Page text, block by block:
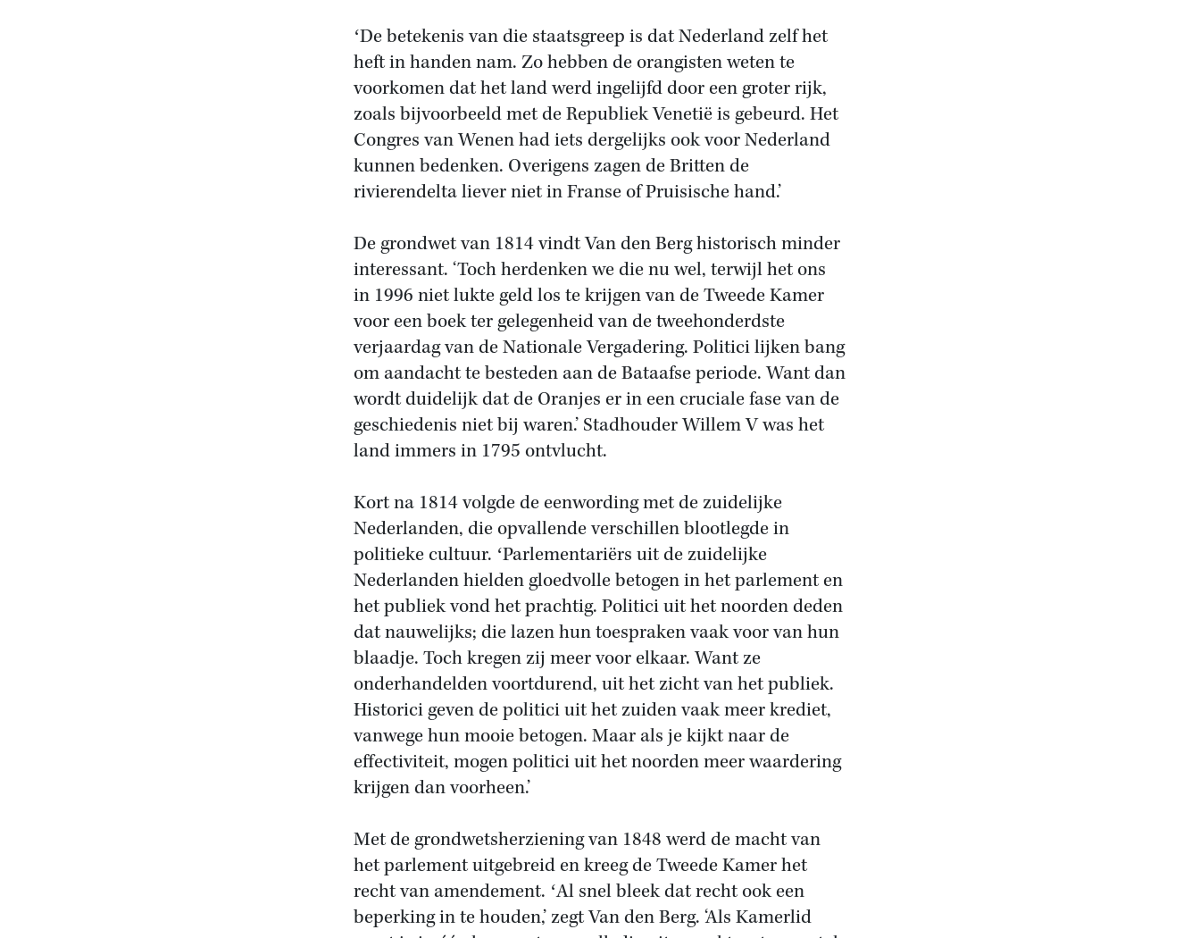
ʻDe betekenis van die staatsgreep is dat Nederland zelf het
heft in handen nam. Zo hebben de orangisten weten te
voorkomen dat het land werd ingelijfd door een groter rijk,
zoals bijvoorbeeld met de Republiek Venetië is gebeurd. Het
Congres van Wenen had iets dergelijks ook voor Nederland
kunnen bedenken. Overigens zagen de Britten de
rivierendelta liever niet in Franse of Pruisische hand.’
De grondwet van 1814 vindt Van den Berg historisch minder
interessant. ‘Toch herdenken we die nu wel, terwijl het ons
in 1996 niet lukte geld los te krijgen van de Tweede Kamer
voor een boek ter gelegenheid van de tweehonderdste
verjaardag van de Nationale Vergadering. Politici lijken bang
om aandacht te besteden aan de Bataafse periode. Want dan
wordt duidelijk dat de Oranjes er in een cruciale fase van de
geschiedenis niet bij waren.’ Stadhouder Willem V was het
land immers in 1795 ontvlucht.
Kort na 1814 volgde de eenwording met de zuidelijke
Nederlanden, die opvallende verschillen blootlegde in
politieke cultuur. ʻParlementariërs uit de zuidelijke
Nederlanden hielden gloedvolle betogen in het parlement en
het publiek vond het prachtig. Politici uit het noorden deden
dat nauwelijks; die lazen hun toespraken vaak voor van hun
blaadje. Toch kregen zij meer voor elkaar. Want ze
onderhandelden voortdurend, uit het zicht van het publiek.
Historici geven de politici uit het zuiden vaak meer krediet,
vanwege hun mooie betogen. Maar als je kijkt naar de
effectiviteit, mogen politici uit het noorden meer waardering
krijgen dan voorheen.’
Met de grondwetsherziening van 1848 werd de macht van
het parlement uitgebreid en kreeg de Tweede Kamer het
recht van amendement. ʻAl snel bleek dat recht ook een
beperking in te houden,’ zegt Van den Berg. ‘Als Kamerlid